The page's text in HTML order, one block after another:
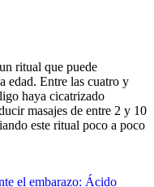
ritual que puede
edad. Entre las cuatro y
haya cicatrizado
masajes de entre 2 y 10
este ritual poco a poco